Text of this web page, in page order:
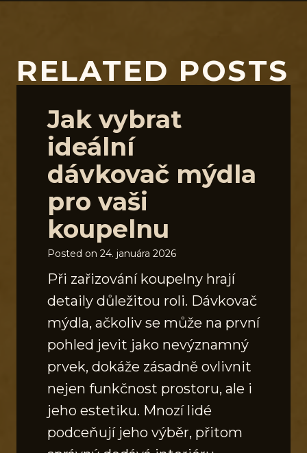
RELATED POSTS
Jak vybrat
ideální
dávkovač mýdla
pro vaši
koupelnu
Posted on 24. januára 2026
Při zařizování koupelny hrají
detaily důležitou roli. Dávkovač
mýdla, ačkoliv se může na první
pohled jevit jako nevýznamný
prvek, dokáže zásadně ovlivnit
nejen funkčnost prostoru, ale i
jeho estetiku. Mnozí lidé
podceňují jeho výběr, přitom